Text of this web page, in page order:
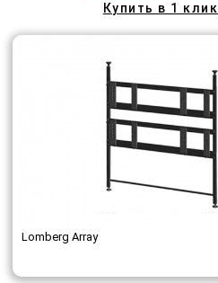
Купить в 1 клик
Lomberg Array